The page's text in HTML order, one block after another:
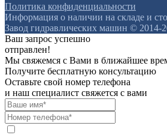
Политика конфиденциальности
Информация о наличии на складе и
Завод гидравлических машин © 2014-
Ваш запрос успешно
отправлен!
Мы свяжемся с Вами в ближайшее
Получите бесплатную консультацию
Оставьте свой номер телефона
и наш специалист свяжется с вами